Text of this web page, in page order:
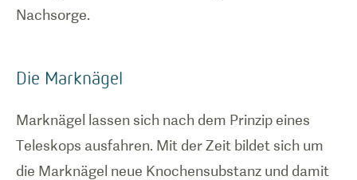
Nachsorge.
Die Marknägel
Marknägel lassen sich nach dem Prinzip eines
Teleskops ausfahren. Mit der Zeit bildet sich um
die Marknägel neue Knochensubstanz und damit